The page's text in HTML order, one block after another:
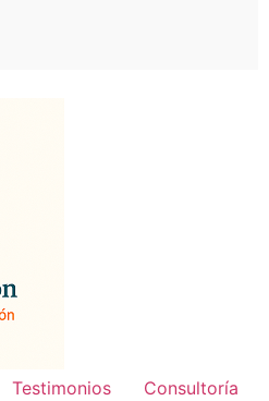
Testimonios Consultoría